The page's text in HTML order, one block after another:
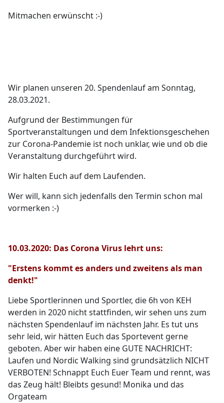
Mitmachen erwünscht :-)
Wir planen unseren 20. Spendenlauf am Sonntag,
28.03.2021.
Aufgrund der Bestimmungen für
Sportveranstaltungen und dem Infektionsgeschehen
zur Corona-Pandemie ist noch unklar, wie und ob die
Veranstaltung durchgeführt wird.
Wir halten Euch auf dem Laufenden.
Wer will, kann sich jedenfalls den Termin schon mal
vormerken :-)
10.03.2020: Das Corona Virus lehrt uns:
"Erstens kommt es anders und zweitens als man
denkt!"
Liebe Sportlerinnen und Sportler, die 6h von KEH
werden in 2020 nicht stattfinden, wir sehen uns zum
nächsten Spendenlauf im nächsten Jahr. Es tut uns
sehr leid, wir hätten Euch das Sportevent gerne
geboten. Aber wir haben eine GUTE NACHRICHT:
Laufen und Nordic Walking sind grundsätzlich NICHT
VERBOTEN! Schnappt Euch Euer Team und rennt, was
das Zeug hält! Bleibts gesund! Monika und das
Orgateam